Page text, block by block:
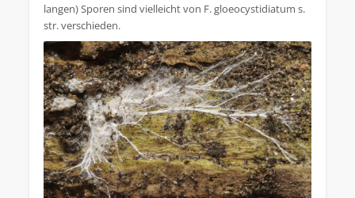
langen) Sporen sind vielleicht von F. gloeocystidiatum s.
str. verschieden.